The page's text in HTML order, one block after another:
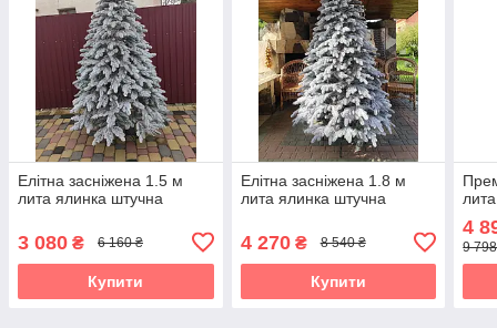
Елітна засніжена 1.5 м
лита ялинка штучна
3 080 ₴ 6 160 ₴
Купити
Елітна засніжена 1.8 м
лита ялинка штучна
4 270₴ 8 540 ₴
Купити
4
9